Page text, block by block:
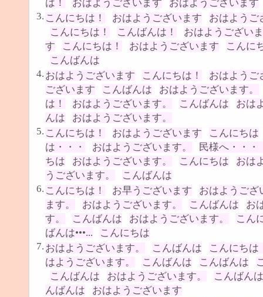
は！
おはようございます
おはようございます
3. こんにちは！ おはようございます
おはようご
こんにちは！
こんばんは！
おはようござい
す
こんにちは！ おはようございます
こんに
こんばんは
4. おはようございます こんにちは！
おはようご
ございます
こんばんは
おはようございます。
は！
おはようございます。 こんばんは
おは
んは
おはようございます。
5. こんにちは！ おはようございます
こんにちは
は・・・
おはようございます。
民様へ・・・
ちは
おはようございます。 こんにちは
おは
うございます。
こんばんは
6. こんにちは！ お早うございます
おはようござ
ます。
おはようございます。 こんばんは
お
す。
こんばんは おはようございます。
こん
ばんは•••...
こんにちは
7. おはようございます。 こんばんは
こんにちは
はようございます。
こんばんは こんばんは
こんばんは
おはようございます。
こんばんは
んばんは
おはようございます